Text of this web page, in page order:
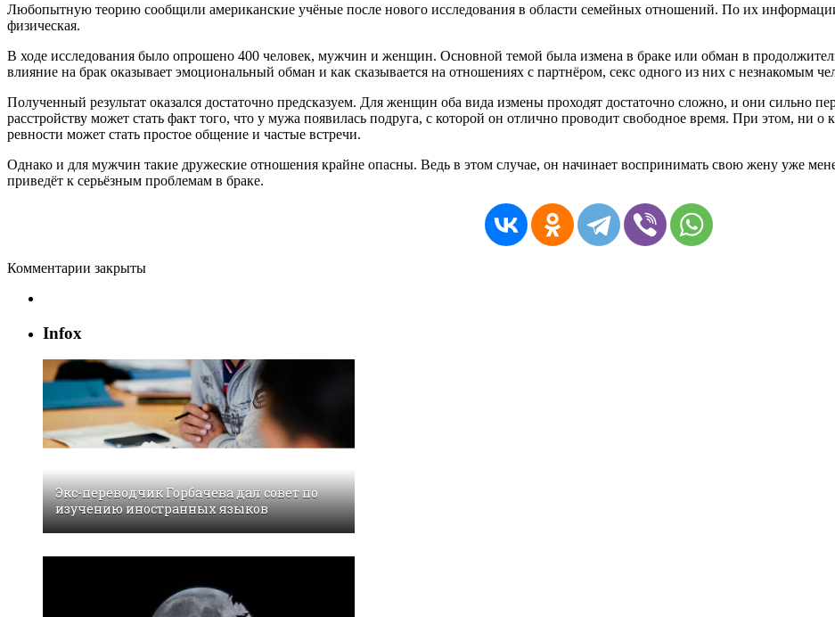
Любопытную теорию сообщили американские учёные после нового исследования в области семейных отношений. По их
физическая.
В ходе исследования было опрошено 400 человек, мужчин и женщин. Основной темой была измена в браке или обман в
влияние на брак оказывает эмоциональный обман и как сказывается на отношениях с партнёром, секс одного из них с незнакомым
Полученный результат оказался достаточно предсказуем. Для женщин оба вида измены проходят достаточно сложно, и они сильно
расстройству может стать факт того, что у мужа появилась подруга, с которой он отлично проводит свободное время. При этом, ни
ревности может стать простое общение и частые встречи.
Однако и для мужчин такие дружеские отношения крайне опасны. Ведь в этом случае, он начинает воспринимать свою жену уже
приведёт к серьёзным проблемам в браке.
Комментарии закрыты
Infox
Экс-переводчик Горбачева дал совет по
изучению иностранных языков